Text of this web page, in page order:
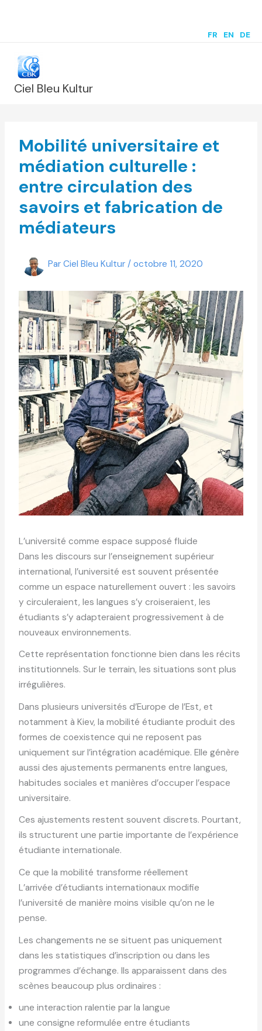
FR EN DE
Ciel Bleu Kultur
Mobilité universitaire et
médiation culturelle :
entre circulation des
savoirs et fabrication de
médiateurs
ParCiel Bleu Kultur/octobre 11, 2020
L’université comme espace supposé fluide
Dans les discours sur l’enseignement supérieur
international, l’université est souvent présentée
comme un espace naturellement ouvert : les savoirs
y circuleraient, les langues s’y croiseraient, les
étudiants s’y adapteraient progressivement à de
nouveaux environnements.
Cette représentation fonctionne bien dans les récits
institutionnels. Sur le terrain, les situations sont plus
irrégulières.
Dans plusieurs universités d’Europe de l’Est, et
notamment à Kiev, la mobilité étudiante produit des
formes de coexistence qui ne reposent pas
uniquement sur l’intégration académique. Elle génère
aussi des ajustements permanents entre langues,
habitudes sociales et manières d’occuper l’espace
universitaire.
Ces ajustements restent souvent discrets. Pourtant,
ils structurent une partie importante de l’expérience
étudiante internationale.
Ce que la mobilité transforme réellement
L’arrivée d’étudiants internationaux modifie
l’université de manière moins visible qu’on ne le
pense.
Les changements ne se situent pas uniquement
dans les statistiques d’inscription ou dans les
programmes d’échange. Ils apparaissent dans des
scènes beaucoup plus ordinaires :
une interaction ralentie par la langue
une consigne reformulée entre étudiants